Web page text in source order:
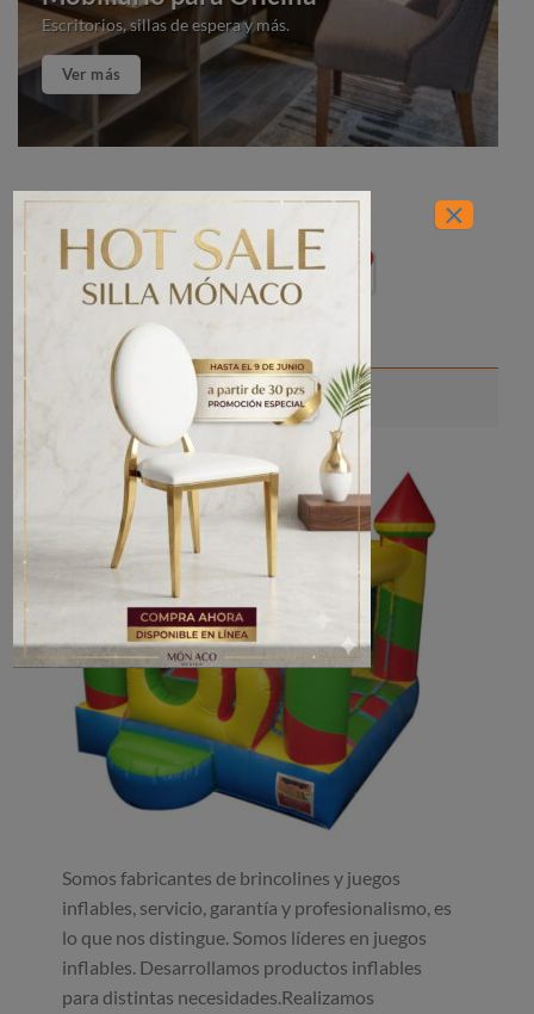
Escritorios, sillas de espera y más.
Ver más
Venta de brincolines
Somos fabricantes de brincolines y juegos
inflables, servicio, garantía y profesionalismo, es
lo que nos distingue. Somos líderes en juegos
inflables. Desarrollamos productos inflables
para distintas necesidades.Realizamos
×